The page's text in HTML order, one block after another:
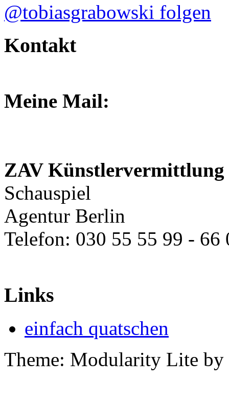
@tobiasgrabowski folgen
Kontakt
Meine Mail:
ZAV Künstlervermittlung
Schauspiel
Agentur Berlin
Telefon: 030 55 55 99 - 66
Links
einfach quatschen
Theme: Modularity Lite by